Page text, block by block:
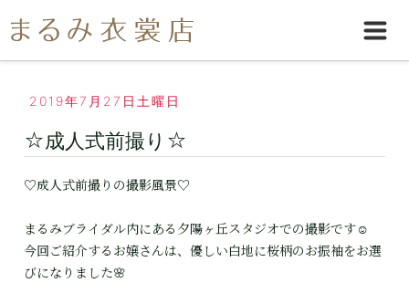
2019年7月27日土曜日
☆成人式前撮り☆
♡成人式前撮りの撮影風景♡
まるみブライダル内にある夕陽ヶ丘スタジオでの撮影です☺
今回ご紹介するお嬢さんは、優しい白地に桜柄のお振袖をお選
びになりました🌸